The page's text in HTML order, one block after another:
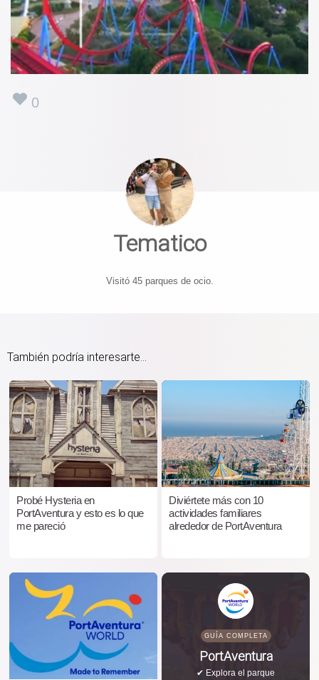
0
Tematico
Visitó 45 parques de ocio.
También podría interesarte...
Probé Hysteria en
PortAventura y esto es lo que
me pareció
Diviértete más con 10
actividades familiares
alrededor de PortAventura
GUÍA COMPLETA
PortAventura
✔ Explora el parque